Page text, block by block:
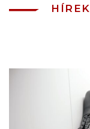
HÍREK